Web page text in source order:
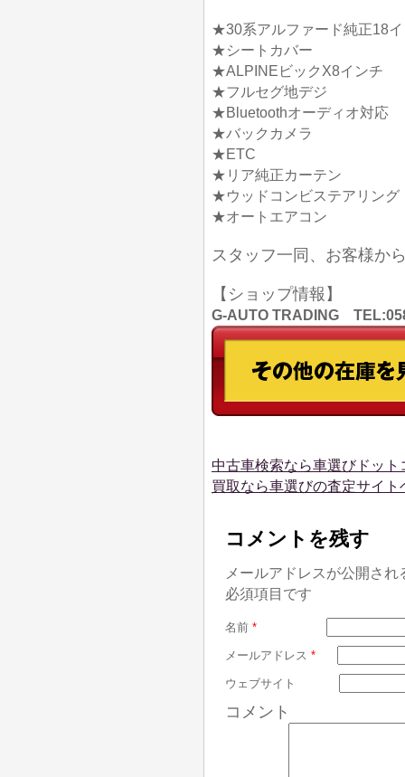
★30系アルファード純正18
★シートカバー
★ALPINEビックX8インチ
★フルセグ地デジ
★Bluetoothオーディオ対応
★バックカメラ
★ETC
★リア純正カーテン
★ウッドコンビステアリング
★オートエアコン
スタッフ一同、お客様か
【ショップ情報】
G-AUTO TRADING
中古車検索なら車選びドット
買取なら車選びの査定サイト
コメントを残す
メールアドレスが公開さ
必須項目です
名前 *
メールアドレス *
ウェブサイト
コメント